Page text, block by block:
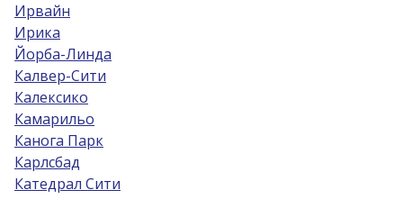
Ирвайн
Ирика
Йорба-Линда
Калвер-Сити
Калексико
Камарильо
Канога Парк
Карлсбад
Катедрал Сити